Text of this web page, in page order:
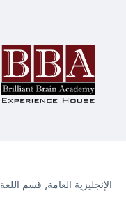
الإنجليزية العامة⸲ قسم اللغة